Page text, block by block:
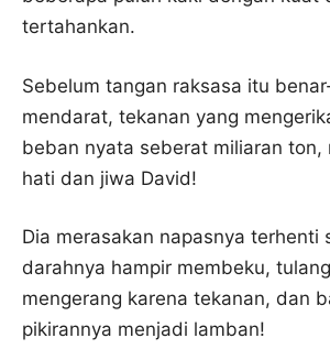
tertahankan.
Sebelum tangan raksasa itu
mendarat, tekanan yang
beban nyata seberat miliaran ton,
hati dan jiwa David!
Dia merasakan napasnya terhenti
darahnya hampir membeku,
mengerang karena tekanan, dan
pikirannya menjadi lamban!